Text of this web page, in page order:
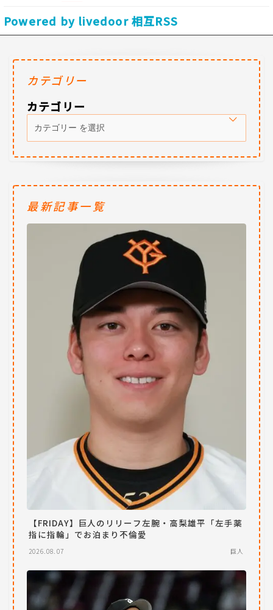
Powered by livedoor 相互RSS
カテゴリー
カテゴリー
最新記事一覧
【FRIDAY】巨人のリリーフ左腕・高梨雄平「左手薬
指に指輪」でお泊まり不倫愛
2026.08.07 巨人